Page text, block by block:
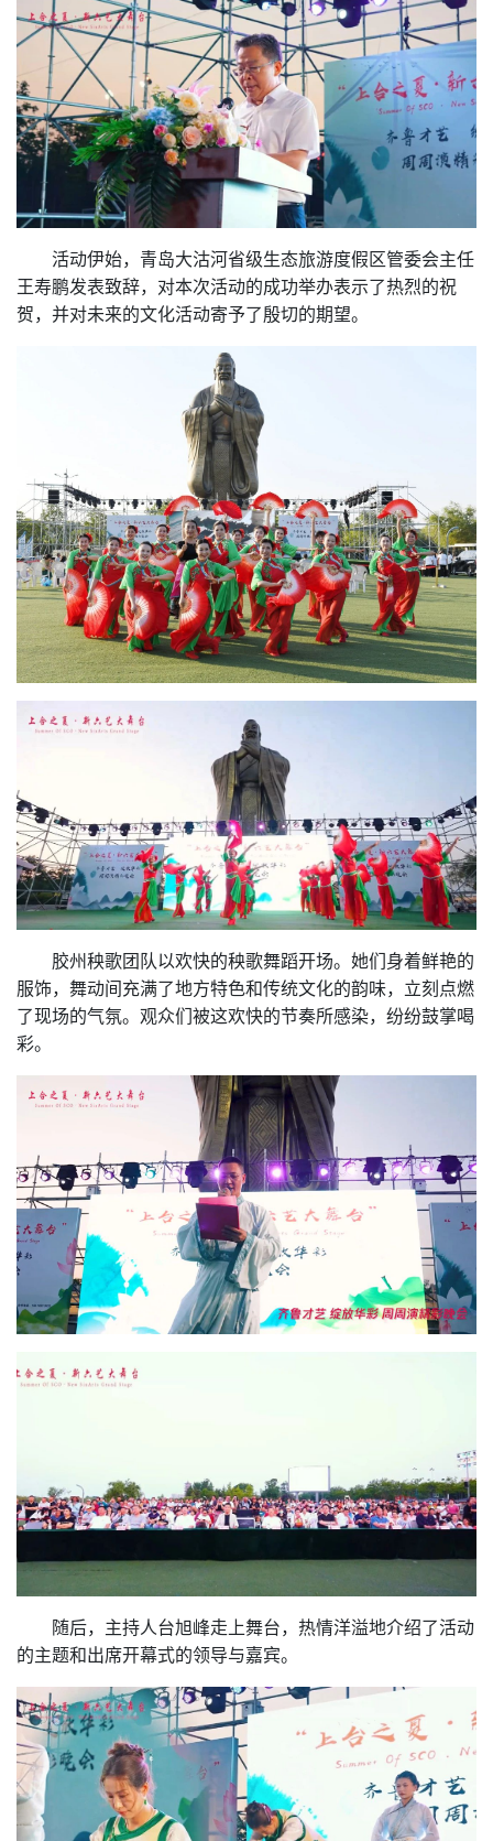
活动伊始，青岛大沽河省级生态旅游度假区管委会主任
王寿鹏发表致辞，对本次活动的成功举办表示了热烈的祝
贺，并对未来的文化活动寄予了殷切的期望。
胶州秧歌团队以欢快的秧歌舞蹈开场。她们身着鲜艳的
服饰，舞动间充满了地方特色和传统文化的韵味，立刻点燃
了现场的气氛。观众们被这欢快的节奏所感染，纷纷鼓掌喝
彩。
随后，主持人台旭峰走上舞台，热情洋溢地介绍了活动
的主题和出席开幕式的领导与嘉宾。